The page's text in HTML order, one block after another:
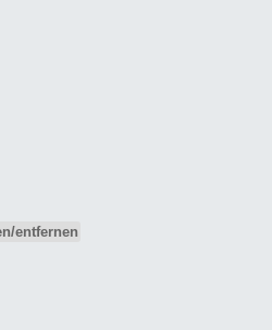
entfernen